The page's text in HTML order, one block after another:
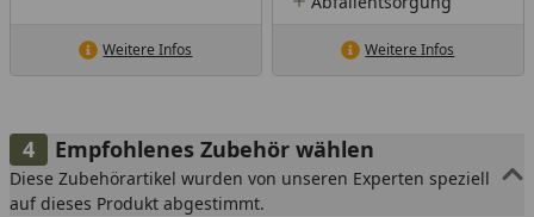
Weitere Infos Weitere Infos
Empfohlenes Zubehör wählen
Diese Zubehörartikel wurden von unseren Experten speziell
auf dieses Produkt abgestimmt.